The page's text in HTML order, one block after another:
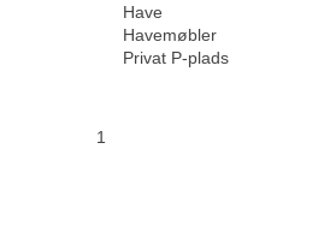
1
Have
Havemøbler
Privat P-plads